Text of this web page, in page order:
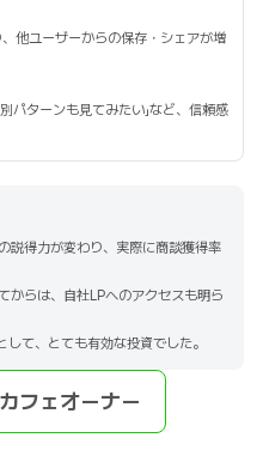
他ユーザーからの保存・シェアが増
パターンも見てみたい」など、信頼感
説得力が変わり、実際に商談獲得率
からは、自社LPへのアクセスも明ら
して、とても有効な投資でした。
フェオーナー